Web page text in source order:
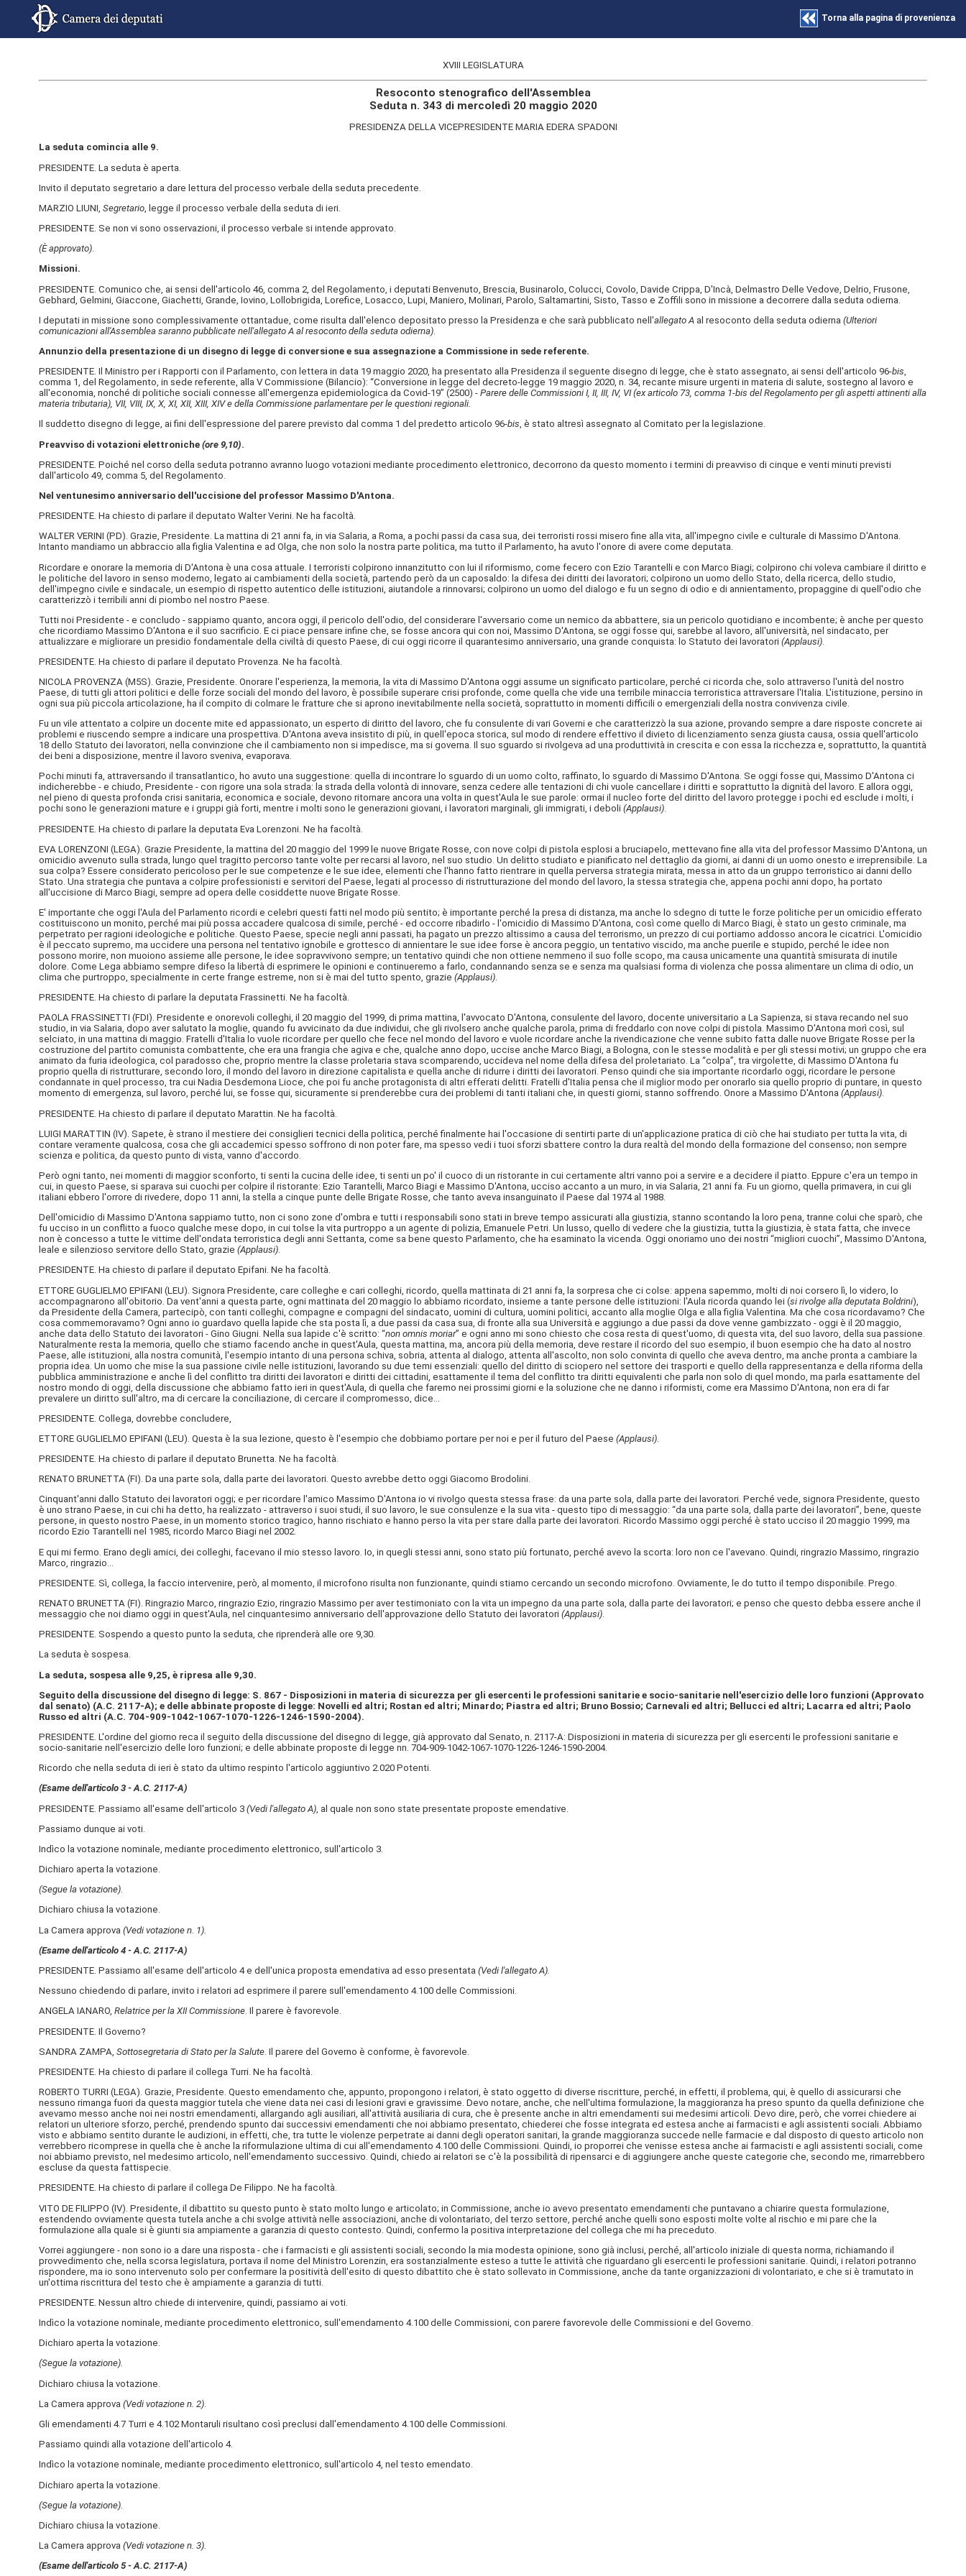
XVIII LEGISLATURA
Resoconto stenografico dell'Assemblea
Seduta n. 343 di mercoledì 20 maggio 2020
PRESIDENZA DELLA VICEPRESIDENTE MARIA EDERA SPADONI
La seduta comincia alle 9.
PRESIDENTE. La seduta è aperta.
Invito il deputato segretario a dare lettura del processo verbale della seduta precedente.
MARZIO LIUNI, Segretario, legge il processo verbale della seduta di ieri.
PRESIDENTE. Se non vi sono osservazioni, il processo verbale si intende approvato.
(È approvato).
Missioni.
PRESIDENTE. Comunico che, ai sensi dell'articolo 46, comma 2, del Regolamento, i deputati Benvenuto, Brescia, Businarolo, Colucci, Covolo, Davide Crippa, D'Incà, Delmastro Delle Vedove, Delrio, Frusone,
Gebhard, Gelmini, Giaccone, Giachetti, Grande, Iovino, Lollobrigida, Lorefice, Losacco, Lupi, Maniero, Molinari, Parolo, Saltamartini, Sisto, Tasso e Zoffili sono in missione a decorrere dalla seduta odierna.
I deputati in missione sono complessivamente ottantadue, come risulta dall'elenco depositato presso la Presidenza e che sarà pubblicato nell'allegato Aal resoconto della seduta odierna (Ulteriori
comunicazioni all'Assemblea saranno pubblicate nell'allegato A al resoconto della seduta odierna).
Annunzio della presentazione di un disegno di legge di conversione e sua assegnazione a Commissione in sede referente.
PRESIDENTE. Il Ministro per i Rapporti con il Parlamento, con lettera in data 19 maggio 2020, ha presentato alla Presidenza il seguente disegno di legge, che è stato assegnato, ai sensi dell'articolo 96-bis,
comma 1, del Regolamento, in sede referente, alla V Commissione (Bilancio): “Conversione in legge del decreto-legge 19 maggio 2020, n. 34, recante misure urgenti in materia di salute, sostegno al lavoro e
all'economia, nonché di politiche sociali connesse all'emergenza epidemiologica da Covid-19” (2500) - Parere delle Commissioni I, II, III, IV, VI (ex articolo 73, comma 1-bis del Regolamento per gli aspetti attinenti alla
materia tributaria), VII, VIII, IX, X, XI, XII, XIII, XIV e della Commissione parlamentare per le questioni regionali.
Il suddetto disegno di legge, ai fini dell'espressione del parere previsto dal comma 1 del predetto articolo 96-bis, è stato altresì assegnato al Comitato per la legislazione.
Preavviso di votazioni elettroniche (ore 9,10).
PRESIDENTE. Poiché nel corso della seduta potranno avranno luogo votazioni mediante procedimento elettronico, decorrono da questo momento i termini di preavviso di cinque e venti minuti previsti
dall'articolo 49, comma 5, del Regolamento.
Nel ventunesimo anniversario dell'uccisione del professor Massimo D'Antona.
PRESIDENTE. Ha chiesto di parlare il deputato Walter Verini. Ne ha facoltà.
WALTER VERINI (PD). Grazie, Presidente. La mattina di 21 anni fa, in via Salaria, a Roma, a pochi passi da casa sua, dei terroristi rossi misero fine alla vita, all'impegno civile e culturale di Massimo D'Antona.
Intanto mandiamo un abbraccio alla figlia Valentina e ad Olga, che non solo la nostra parte politica, ma tutto il Parlamento, ha avuto l'onore di avere come deputata.
Ricordare e onorare la memoria di D'Antona è una cosa attuale. I terroristi colpirono innanzitutto con lui il riformismo, come fecero con Ezio Tarantelli e con Marco Biagi; colpirono chi voleva cambiare il diritto e
le politiche del lavoro in senso moderno, legato ai cambiamenti della società, partendo però da un caposaldo: la difesa dei diritti dei lavoratori; colpirono un uomo dello Stato, della ricerca, dello studio,
dell'impegno civile e sindacale, un esempio di rispetto autentico delle istituzioni, aiutandole a rinnovarsi; colpirono un uomo del dialogo e fu un segno di odio e di annientamento, propaggine di quell'odio che
caratterizzò i terribili anni di piombo nel nostro Paese.
Tutti noi Presidente - e concludo - sappiamo quanto, ancora oggi, il pericolo dell'odio, del considerare l'avversario come un nemico da abbattere, sia un pericolo quotidiano e incombente; è anche per questo
che ricordiamo Massimo D'Antona e il suo sacrificio. E ci piace pensare infine che, se fosse ancora qui con noi, Massimo D'Antona, se oggi fosse qui, sarebbe al lavoro, all'università, nel sindacato, per
attualizzare e migliorare un presidio fondamentale della civiltà di questo Paese, di cui oggi ricorre il quarantesimo anniversario, una grande conquista: lo Statuto dei lavoratori (Applausi).
PRESIDENTE. Ha chiesto di parlare il deputato Provenza. Ne ha facoltà.
NICOLA PROVENZA (M5S). Grazie, Presidente. Onorare l'esperienza, la memoria, la vita di Massimo D'Antona oggi assume un significato particolare, perché ci ricorda che, solo attraverso l'unità del nostro
Paese, di tutti gli attori politici e delle forze sociali del mondo del lavoro, è possibile superare crisi profonde, come quella che vide una terribile minaccia terroristica attraversare l'Italia. L'istituzione, persino in
ogni sua più piccola articolazione, ha il compito di colmare le fratture che si aprono inevitabilmente nella società, soprattutto in momenti difficili o emergenziali della nostra convivenza civile.
Fu un vile attentato a colpire un docente mite ed appassionato, un esperto di diritto del lavoro, che fu consulente di vari Governi e che caratterizzò la sua azione, provando sempre a dare risposte concrete ai
problemi e riuscendo sempre a indicare una prospettiva. D'Antona aveva insistito di più, in quell'epoca storica, sul modo di rendere effettivo il divieto di licenziamento senza giusta causa, ossia quell'articolo
18 dello Statuto dei lavoratori, nella convinzione che il cambiamento non si impedisce, ma si governa. Il suo sguardo si rivolgeva ad una produttività in crescita e con essa la ricchezza e, soprattutto, la quantità
dei beni a disposizione, mentre il lavoro sveniva, evaporava.
Pochi minuti fa, attraversando il transatlantico, ho avuto una suggestione: quella di incontrare lo sguardo di un uomo colto, raffinato, lo sguardo di Massimo D'Antona. Se oggi fosse qui, Massimo D'Antona ci
indicherebbe - e chiudo, Presidente - con rigore una sola strada: la strada della volontà di innovare, senza cedere alle tentazioni di chi vuole cancellare i diritti e soprattutto la dignità del lavoro. E allora oggi,
nel pieno di questa profonda crisi sanitaria, economica e sociale, devono ritornare ancora una volta in quest'Aula le sue parole: ormai il nucleo forte del diritto del lavoro protegge i pochi ed esclude i molti, i
pochi sono le generazioni mature e i gruppi già forti, mentre i molti sono le generazioni giovani, i lavoratori marginali, gli immigrati, i deboli (Applausi).
PRESIDENTE. Ha chiesto di parlare la deputata Eva Lorenzoni. Ne ha facoltà.
EVA LORENZONI (LEGA). Grazie Presidente, la mattina del 20 maggio del 1999 le nuove Brigate Rosse, con nove colpi di pistola esplosi a bruciapelo, mettevano fine alla vita del professor Massimo D'Antona, un
omicidio avvenuto sulla strada, lungo quel tragitto percorso tante volte per recarsi al lavoro, nel suo studio. Un delitto studiato e pianificato nel dettaglio da giorni, ai danni di un uomo onesto e irreprensibile. La
sua colpa? Essere considerato pericoloso per le sue competenze e le sue idee, elementi che l'hanno fatto rientrare in quella perversa strategia mirata, messa in atto da un gruppo terroristico ai danni dello
Stato. Una strategia che puntava a colpire professionisti e servitori del Paese, legati al processo di ristrutturazione del mondo del lavoro, la stessa strategia che, appena pochi anni dopo, ha portato
all'uccisione di Marco Biagi, sempre ad opera delle cosiddette nuove Brigate Rosse.
E' importante che oggi l'Aula del Parlamento ricordi e celebri questi fatti nel modo più sentito; è importante perché la presa di distanza, ma anche lo sdegno di tutte le forze politiche per un omicidio efferato
costituiscono un monito, perché mai più possa accadere qualcosa di simile, perché - ed occorre ribadirlo - l'omicidio di Massimo D'Antona, così come quello di Marco Biagi, è stato un gesto criminale, ma
perpetrato per ragioni ideologiche e politiche. Questo Paese, specie negli anni passati, ha pagato un prezzo altissimo a causa del terrorismo, un prezzo di cui portiamo addosso ancora le cicatrici. L'omicidio
è il peccato supremo, ma uccidere una persona nel tentativo ignobile e grottesco di annientare le sue idee forse è ancora peggio, un tentativo viscido, ma anche puerile e stupido, perché le idee non
possono morire, non muoiono assieme alle persone, le idee sopravvivono sempre; un tentativo quindi che non ottiene nemmeno il suo folle scopo, ma causa unicamente una quantità smisurata di inutile
dolore. Come Lega abbiamo sempre difeso la libertà di esprimere le opinioni e continueremo a farlo, condannando senza se e senza ma qualsiasi forma di violenza che possa alimentare un clima di odio, un
clima che purtroppo, specialmente in certe frange estreme, non si è mai del tutto spento, grazie (Applausi).
PRESIDENTE. Ha chiesto di parlare la deputata Frassinetti. Ne ha facoltà.
PAOLA FRASSINETTI (FDI). Presidente e onorevoli colleghi, il 20 maggio del 1999, di prima mattina, l'avvocato D'Antona, consulente del lavoro, docente universitario a La Sapienza, si stava recando nel suo
studio, in via Salaria, dopo aver salutato la moglie, quando fu avvicinato da due individui, che gli rivolsero anche qualche parola, prima di freddarlo con nove colpi di pistola. Massimo D'Antona morì così, sul
selciato, in una mattina di maggio. Fratelli d'Italia lo vuole ricordare per quello che fece nel mondo del lavoro e vuole ricordare anche la rivendicazione che venne subito fatta dalle nuove Brigate Rosse per la
costruzione del partito comunista combattente, che era una frangia che agiva e che, qualche anno dopo, uccise anche Marco Biagi, a Bologna, con le stesse modalità e per gli stessi motivi; un gruppo che era
animato da furia ideologica, col paradosso che, proprio mentre la classe proletaria stava scomparendo, uccideva nel nome della difesa del proletariato. La “colpa”, tra virgolette, di Massimo D'Antona fu
proprio quella di ristrutturare, secondo loro, il mondo del lavoro in direzione capitalista e quella anche di ridurre i diritti dei lavoratori. Penso quindi che sia importante ricordarlo oggi, ricordare le persone
condannate in quel processo, tra cui Nadia Desdemona Lioce, che poi fu anche protagonista di altri efferati delitti. Fratelli d'Italia pensa che il miglior modo per onorarlo sia quello proprio di puntare, in questo
momento di emergenza, sul lavoro, perché lui, se fosse qui, sicuramente si prenderebbe cura dei problemi di tanti italiani che, in questi giorni, stanno soffrendo. Onore a Massimo D'Antona (Applausi).
PRESIDENTE. Ha chiesto di parlare il deputato Marattin. Ne ha facoltà.
LUIGI MARATTIN (IV). Sapete, è strano il mestiere dei consiglieri tecnici della politica, perché finalmente hai l'occasione di sentirti parte di un'applicazione pratica di ciò che hai studiato per tutta la vita, di
contare veramente qualcosa, cosa che gli accademici spesso soffrono di non poter fare, ma spesso vedi i tuoi sforzi sbattere contro la dura realtà del mondo della formazione del consenso; non sempre
scienza e politica, da questo punto di vista, vanno d'accordo.
Però ogni tanto, nei momenti di maggior sconforto, ti senti la cucina delle idee, ti senti un po' il cuoco di un ristorante in cui certamente altri vanno poi a servire e a decidere il piatto. Eppure c'era un tempo in
cui, in questo Paese, si sparava sui cuochi per colpire il ristorante: Ezio Tarantelli, Marco Biagi e Massimo D'Antona, ucciso accanto a un muro, in via Salaria, 21 anni fa. Fu un giorno, quella primavera, in cui gli
italiani ebbero l'orrore di rivedere, dopo 11 anni, la stella a cinque punte delle Brigate Rosse, che tanto aveva insanguinato il Paese dal 1974 al 1988.
Dell'omicidio di Massimo D'Antona sappiamo tutto, non ci sono zone d'ombra e tutti i responsabili sono stati in breve tempo assicurati alla giustizia, stanno scontando la loro pena, tranne colui che sparò, che
fu ucciso in un conflitto a fuoco qualche mese dopo, in cui tolse la vita purtroppo a un agente di polizia, Emanuele Petri. Un lusso, quello di vedere che la giustizia, tutta la giustizia, è stata fatta, che invece
non è concesso a tutte le vittime dell'ondata terroristica degli anni Settanta, come sa bene questo Parlamento, che ha esaminato la vicenda. Oggi onoriamo uno dei nostri “migliori cuochi”, Massimo D'Antona,
leale e silenzioso servitore dello Stato, grazie (Applausi).
PRESIDENTE. Ha chiesto di parlare il deputato Epifani. Ne ha facoltà.
ETTORE GUGLIELMO EPIFANI (LEU). Signora Presidente, care colleghe e cari colleghi, ricordo, quella mattinata di 21 anni fa, la sorpresa che ci colse: appena sapemmo, molti di noi corsero lì, lo videro, lo
accompagnarono all'obitorio. Da vent'anni a questa parte, ogni mattinata del 20 maggio lo abbiamo ricordato, insieme a tante persone delle istituzioni: l'Aula ricorda quando lei (si rivolge alla deputata Boldrini),
da Presidente della Camera, partecipò, con tanti colleghi, compagne e compagni del sindacato, uomini di cultura, uomini politici, accanto alla moglie Olga e alla figlia Valentina. Ma che cosa ricordavamo? Che
cosa commemoravamo? Ogni anno io guardavo quella lapide che sta posta lì, a due passi da casa sua, di fronte alla sua Università e aggiungo a due passi da dove venne gambizzato - oggi è il 20 maggio,
anche data dello Statuto dei lavoratori - Gino Giugni. Nella sua lapide c'è scritto: “non omnis moriar” e ogni anno mi sono chiesto che cosa resta di quest'uomo, di questa vita, del suo lavoro, della sua passione.
Naturalmente resta la memoria, quello che stiamo facendo anche in quest'Aula, questa mattina, ma, ancora più della memoria, deve restare il ricordo del suo esempio, il buon esempio che ha dato al nostro
Paese, alle istituzioni, alla nostra comunità, l'esempio intanto di una persona schiva, sobria, attenta al dialogo, attenta all'ascolto, non solo convinta di quello che aveva dentro, ma anche pronta a cambiare la
propria idea. Un uomo che mise la sua passione civile nelle istituzioni, lavorando su due temi essenziali: quello del diritto di sciopero nel settore dei trasporti e quello della rappresentanza e della riforma della
pubblica amministrazione e anche lì del conflitto tra diritti dei lavoratori e diritti dei cittadini, esattamente il tema del conflitto tra diritti equivalenti che parla non solo di quel mondo, ma parla esattamente del
nostro mondo di oggi, della discussione che abbiamo fatto ieri in quest'Aula, di quella che faremo nei prossimi giorni e la soluzione che ne danno i riformisti, come era Massimo D'Antona, non era di far
prevalere un diritto sull'altro, ma di cercare la conciliazione, di cercare il compromesso, dice…
PRESIDENTE. Collega, dovrebbe concludere,
ETTORE GUGLIELMO EPIFANI (LEU). Questa è la sua lezione, questo è l'esempio che dobbiamo portare per noi e per il futuro del Paese (Applausi).
PRESIDENTE. Ha chiesto di parlare il deputato Brunetta. Ne ha facoltà.
RENATO BRUNETTA (FI). Da una parte sola, dalla parte dei lavoratori. Questo avrebbe detto oggi Giacomo Brodolini.
Cinquant'anni dallo Statuto dei lavoratori oggi; e per ricordare l'amico Massimo D'Antona io vi rivolgo questa stessa frase: da una parte sola, dalla parte dei lavoratori. Perché vede, signora Presidente, questo
è uno strano Paese, in cui chi ha detto, ha realizzato - attraverso i suoi studi, il suo lavoro, le sue consulenze e la sua vita - questo tipo di messaggio: “da una parte sola, dalla parte dei lavoratori”, bene, queste
persone, in questo nostro Paese, in un momento storico tragico, hanno rischiato e hanno perso la vita per stare dalla parte dei lavoratori. Ricordo Massimo oggi perché è stato ucciso il 20 maggio 1999, ma
ricordo Ezio Tarantelli nel 1985, ricordo Marco Biagi nel 2002.
E qui mi fermo. Erano degli amici, dei colleghi, facevano il mio stesso lavoro. Io, in quegli stessi anni, sono stato più fortunato, perché avevo la scorta: loro non ce l'avevano. Quindi, ringrazio Massimo, ringrazio
Marco, ringrazio…
PRESIDENTE. Sì, collega, la faccio intervenire, però, al momento, il microfono risulta non funzionante, quindi stiamo cercando un secondo microfono. Ovviamente, le do tutto il tempo disponibile. Prego.
RENATO BRUNETTA (FI). Ringrazio Marco, ringrazio Ezio, ringrazio Massimo per aver testimoniato con la vita un impegno da una parte sola, dalla parte dei lavoratori; e penso che questo debba essere anche il
messaggio che noi diamo oggi in quest'Aula, nel cinquantesimo anniversario dell'approvazione dello Statuto dei lavoratori (Applausi).
PRESIDENTE. Sospendo a questo punto la seduta, che riprenderà alle ore 9,30.
La seduta è sospesa.
La seduta, sospesa alle 9,25, è ripresa alle 9,30.
Seguito della discussione del disegno di legge: S. 867 - Disposizioni in materia di sicurezza per gli esercenti le professioni sanitarie e socio-sanitarie nell'esercizio delle loro funzioni (Approvato
dal senato) (A.C. 2117-A); e delle abbinate proposte di legge: Novelli ed altri; Rostan ed altri; Minardo; Piastra ed altri; Bruno Bossio; Carnevali ed altri; Bellucci ed altri; Lacarra ed altri; Paolo
Russo ed altri (A.C. 704-909-1042-1067-1070-1226-1246-1590-2004).
PRESIDENTE. L'ordine del giorno reca il seguito della discussione del disegno di legge, già approvato dal Senato, n. 2117-A: Disposizioni in materia di sicurezza per gli esercenti le professioni sanitarie e
socio-sanitarie nell'esercizio delle loro funzioni; e delle abbinate proposte di legge nn. 704-909-1042-1067-1070-1226-1246-1590-2004.
Ricordo che nella seduta di ieri è stato da ultimo respinto l'articolo aggiuntivo 2.020 Potenti.
(Esame dell'articolo 3 - A.C. 2117-A)
PRESIDENTE. Passiamo all'esame dell'articolo 3 (Vedi l'allegato A), al quale non sono state presentate proposte emendative.
Passiamo dunque ai voti.
Indìco la votazione nominale, mediante procedimento elettronico, sull'articolo 3.
Dichiaro aperta la votazione.
(Segue la votazione).
Dichiaro chiusa la votazione.
La Camera approva (Vedi votazione n. 1).
(Esame dell'articolo 4 - A.C. 2117-A)
PRESIDENTE. Passiamo all'esame dell'articolo 4 e dell'unica proposta emendativa ad esso presentata (Vedi l'allegato A).
Nessuno chiedendo di parlare, invito i relatori ad esprimere il parere sull'emendamento 4.100 delle Commissioni.
ANGELA IANARO, Relatrice per la XII Commissione. Il parere è favorevole.
PRESIDENTE. Il Governo?
SANDRA ZAMPA, Sottosegretaria di Stato per la Salute. Il parere del Governo è conforme, è favorevole.
PRESIDENTE. Ha chiesto di parlare il collega Turri. Ne ha facoltà.
ROBERTO TURRI (LEGA). Grazie, Presidente. Questo emendamento che, appunto, propongono i relatori, è stato oggetto di diverse riscritture, perché, in effetti, il problema, qui, è quello di assicurarsi che
nessuno rimanga fuori da questa maggior tutela che viene data nei casi di lesioni gravi e gravissime. Devo notare, anche, che nell'ultima formulazione, la maggioranza ha preso spunto da quella definizione che
avevamo messo anche noi nei nostri emendamenti, allargando agli ausiliari, all'attività ausiliaria di cura, che è presente anche in altri emendamenti sui medesimi articoli. Devo dire, però, che vorrei chiedere ai
relatori un ulteriore sforzo, perché, prendendo spunto dai successivi emendamenti che noi abbiamo presentato, chiederei che fosse integrata ed estesa anche ai farmacisti e agli assistenti sociali. Abbiamo
visto e abbiamo sentito durante le audizioni, in effetti, che, tra tutte le violenze perpetrate ai danni degli operatori sanitari, la grande maggioranza succede nelle farmacie e dal disposto di questo articolo non
verrebbero ricomprese in quella che è anche la riformulazione ultima di cui all'emendamento 4.100 delle Commissioni. Quindi, io proporrei che venisse estesa anche ai farmacisti e agli assistenti sociali, come
noi abbiamo previsto, nel medesimo articolo, nell'emendamento successivo. Quindi, chiedo ai relatori se c'è la possibilità di ripensarci e di aggiungere anche queste categorie che, secondo me, rimarrebbero
escluse da questa fattispecie.
PRESIDENTE. Ha chiesto di parlare il collega De Filippo. Ne ha facoltà.
VITO DE FILIPPO (IV). Presidente, il dibattito su questo punto è stato molto lungo e articolato; in Commissione, anche io avevo presentato emendamenti che puntavano a chiarire questa formulazione,
estendendo ovviamente questa tutela anche a chi svolge attività nelle associazioni, anche di volontariato, del terzo settore, perché anche quelli sono esposti molte volte al rischio e mi pare che la
formulazione alla quale si è giunti sia ampiamente a garanzia di questo contesto. Quindi, confermo la positiva interpretazione del collega che mi ha preceduto.
Vorrei aggiungere - non sono io a dare una risposta - che i farmacisti e gli assistenti sociali, secondo la mia modesta opinione, sono già inclusi, perché, all'articolo iniziale di questa norma, richiamando il
provvedimento che, nella scorsa legislatura, portava il nome del Ministro Lorenzin, era sostanzialmente esteso a tutte le attività che riguardano gli esercenti le professioni sanitarie. Quindi, i relatori potranno
rispondere, ma io sono intervenuto solo per confermare la positività dell'esito di questo dibattito che è stato sollevato in Commissione, anche da tante organizzazioni di volontariato, e che si è tramutato in
un'ottima riscrittura del testo che è ampiamente a garanzia di tutti.
PRESIDENTE. Nessun altro chiede di intervenire, quindi, passiamo ai voti.
Indìco la votazione nominale, mediante procedimento elettronico, sull'emendamento 4.100 delle Commissioni, con parere favorevole delle Commissioni e del Governo.
Dichiaro aperta la votazione.
(Segue la votazione).
Dichiaro chiusa la votazione.
La Camera approva (Vedi votazione n. 2).
Gli emendamenti 4.7 Turri e 4.102 Montaruli risultano così preclusi dall'emendamento 4.100 delle Commissioni.
Passiamo quindi alla votazione dell'articolo 4.
Indìco la votazione nominale, mediante procedimento elettronico, sull'articolo 4, nel testo emendato.
Dichiaro aperta la votazione.
(Segue la votazione).
Dichiaro chiusa la votazione.
La Camera approva (Vedi votazione n. 3).
(Esame dell'articolo 5 - A.C. 2117-A)
Torna alla pagina di provenienza